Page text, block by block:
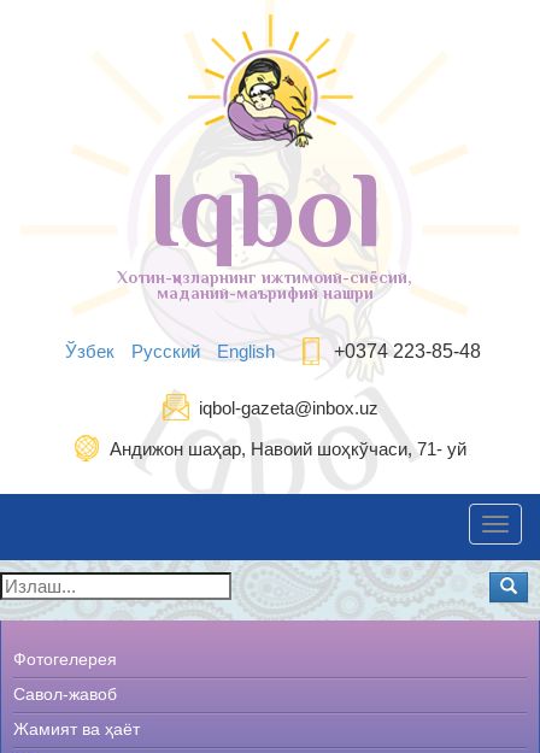
Iqbol
Хотин-қизларнинг ижтимоий-сиёсий,
маданий-маърифий нашри
Ўзбек Русский English +0374 223-85-48
iqbol-gazeta@inbox.uz
Андижон шаҳар, Навоий шоҳкўчаси, 71- уй
Фотогелерея
Савол-жавоб
Жамият ва ҳаёт